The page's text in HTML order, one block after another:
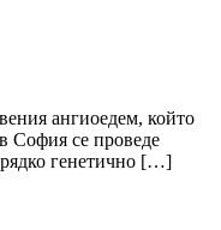
ангиоедем, който
София се проведе
рядко генетично […]